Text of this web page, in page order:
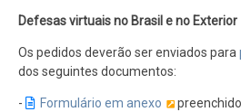
Defesas virtuais no Brasil e no Exterior
Os pedidos deverão ser enviados para
dos seguintes documentos:
- Formulário em anexo